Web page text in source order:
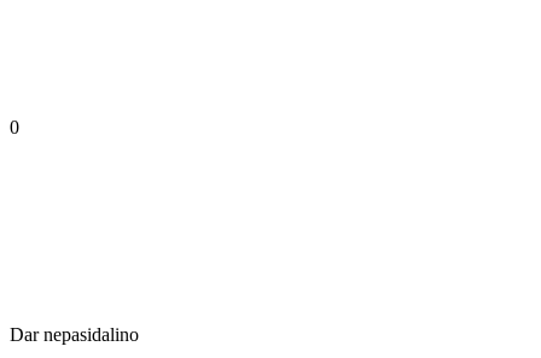
0
Dar nepasidalino